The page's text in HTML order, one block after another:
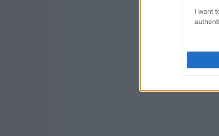
I want